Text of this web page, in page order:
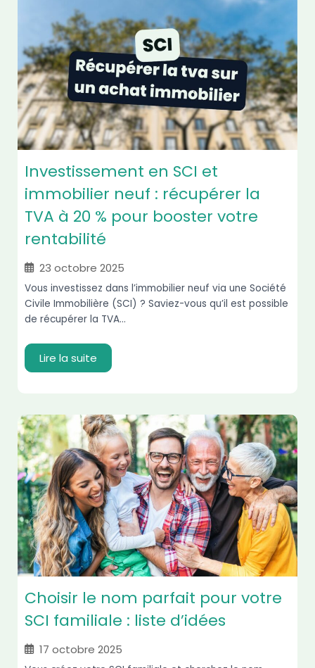
Investissement en SCI et
immobilier neuf : récupérer la
TVA à 20 % pour booster votre
rentabilité
23 octobre 2025
Vous investissez dans l’immobilier neuf via une Société
Civile Immobilière (SCI) ? Saviez-vous qu’il est possible
de récupérer la TVA...
Lire la suite
Choisir le nom parfait pour votre
SCI familiale : liste d’idées
17 octobre 2025